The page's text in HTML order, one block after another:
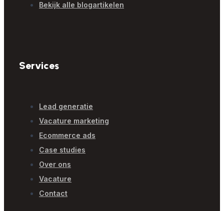
Bekijk alle blogartikelen
Services
Lead generatie
Vacature marketing
Ecommerce ads
Case studies
Over ons
Vacature
Contact